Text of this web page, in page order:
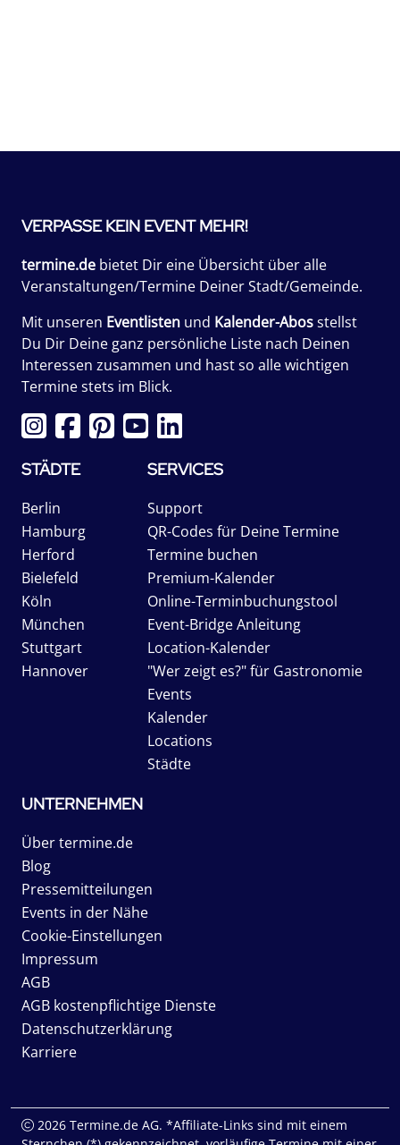
VERPASSE KEIN EVENT MEHR!
termine.de bietet Dir eine Übersicht über alle
Veranstaltungen/Termine Deiner Stadt/Gemeinde.
Mit unseren Eventlisten und Kalender-Abosstellst
Du Dir Deine ganz persönliche Liste nach Deinen
Interessen zusammen und hast so alle wichtigen
Termine stets im Blick.
STÄDTE
Berlin
Hamburg
Herford
Bielefeld
Köln
München
Stuttgart
Hannover
SERVICES
Support
QR-Codes für Deine Termine
Termine buchen
Premium-Kalender
Online-Terminbuchungstool
Event-Bridge Anleitung
Location-Kalender
"Wer zeigt es?" für Gastronomie
Events
Kalender
Locations
Städte
UNTERNEHMEN
Über termine.de
Blog
Pressemitteilungen
Events in der Nähe
Cookie-Einstellungen
Impressum
AGB
AGB kostenpflichtige Dienste
Datenschutzerklärung
Karriere
2026 Termine.de AG. *Affiliate-Links sind mit einem